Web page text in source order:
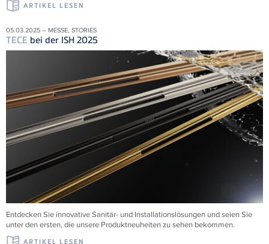
ARTIKEL LESEN
05.03.2025 – MESSE, STORIES
TECE bei der ISH 2025
Entdecken Sie innovative Sanitär- und Installationslösungen und seien Sie
unter den ersten, die unsere Produktneuheiten zu sehen bekommen.
ARTIKEL LESEN